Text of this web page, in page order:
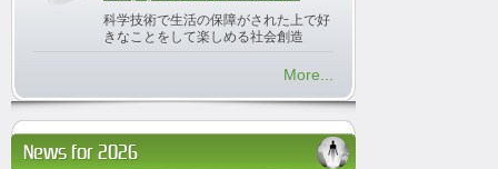
科学技術で生活の保障がされた上で好
きなことをして楽しめる社会創造
More...
News for 2026